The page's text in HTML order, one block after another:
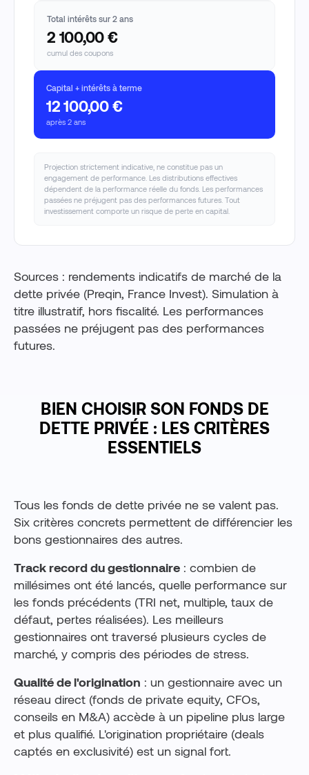
Total intérêts sur 2 ans
2 100,00 €
cumul des coupons
Capital + intérêts à terme
12 100,00 €
après 2 ans
Projection strictement indicative, ne constitue pas un
engagement de performance. Les distributions effectives
dépendent de la performance réelle du fonds. Les performances
passées ne préjugent pas des performances futures. Tout
investissement comporte un risque de perte en capital.
Sources : rendements indicatifs de marché de la
dette privée (Preqin, France Invest). Simulation à
titre illustratif, hors fiscalité. Les performances
passées ne préjugent pas des performances
futures.
BIEN CHOISIR SON FONDS DE
DETTE PRIVÉE : LES CRITÈRES
ESSENTIELS
Tous les fonds de dette privée ne se valent pas.
Six critères concrets permettent de différencier les
bons gestionnaires des autres.
Track record du gestionnaire : combien de
millésimes ont été lancés, quelle performance sur
les fonds précédents (TRI net, multiple, taux de
défaut, pertes réalisées). Les meilleurs
gestionnaires ont traversé plusieurs cycles de
marché, y compris des périodes de stress.
Qualité de l'origination : un gestionnaire avec un
réseau direct (fonds de private equity, CFOs,
conseils en M&A) accède à un pipeline plus large
et plus qualifié. L'origination propriétaire (deals
captés en exclusivité) est un signal fort.